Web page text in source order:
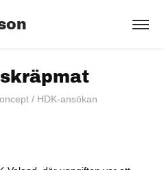
/ HDK-ansökan